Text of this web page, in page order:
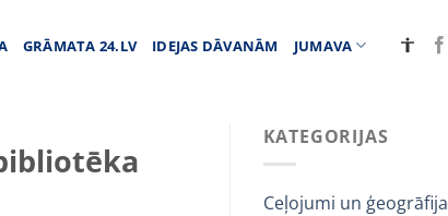
GRĀMATA 24.LV IDEJAS DĀVANĀM JUMAVA
KATEGORIJAS
Ceļojumi un ģeogrāfija